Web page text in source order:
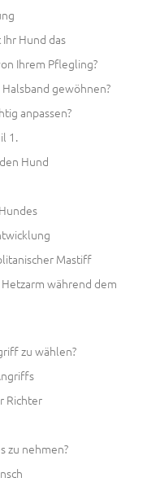
Hund das
Ihrem Pflegling?
gewöhnen?
anpassen?
1.
Hund
Mastiff
während dem
zu wählen?
Richter
zu nehmen?